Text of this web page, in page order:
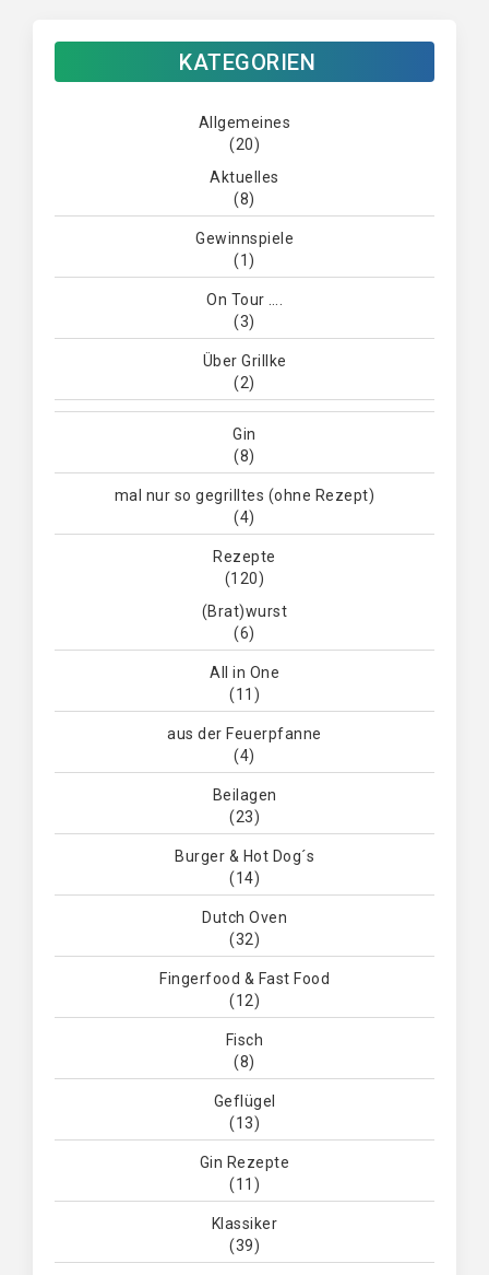
KATEGORIEN
Allgemeines
(20)
Aktuelles
(8)
Gewinnspiele
(1)
On Tour ….
(3)
Über Grillke
(2)
Gin
(8)
mal nur so gegrilltes (ohne Rezept)
(4)
Rezepte
(120)
(Brat)wurst
(6)
All in One
(11)
aus der Feuerpfanne
(4)
Beilagen
(23)
Burger & Hot Dog´s
(14)
Dutch Oven
(32)
Fingerfood & Fast Food
(12)
Fisch
(8)
Geflügel
(13)
Gin Rezepte
(11)
Klassiker
(39)